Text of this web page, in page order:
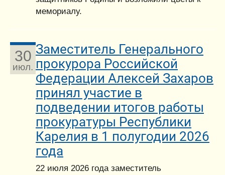
мемориалу.
30
июл.
Заместитель Генерального
прокурора Российской
Федерации Алексей Захаров
принял участие в
подведении итогов работы
прокуратуры Республики
Карелия в 1 полугодии 2026
года
22 июля 2026 года заместитель